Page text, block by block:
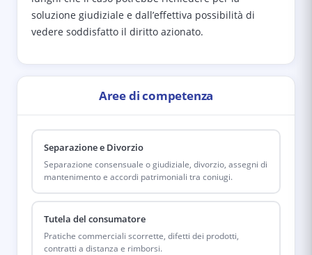
soluzione giudiziale e dall’effettiva possibilità di
vedere soddisfatto il diritto azionato.
Aree di competenza
Separazione e Divorzio
Separazione consensuale o giudiziale, divorzio, assegni di
mantenimento e accordi patrimoniali tra coniugi.
Tutela del consumatore
Pratiche commerciali scorrette, difetti dei prodotti,
contratti a distanza e rimborsi.